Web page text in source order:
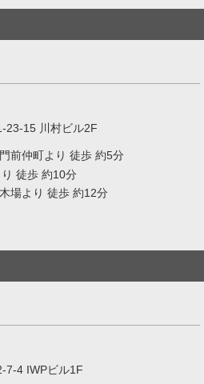
23-15 川村ビル2F
前仲町より 徒歩 約5分
徒歩 約10分
場より 徒歩 約12分
7-4 IWPビル1F